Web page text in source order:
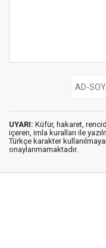
UYARI: Küfür, hakaret,
içeren, imla kuralları ile
Türkçe karakter
onaylanmamaktadır.